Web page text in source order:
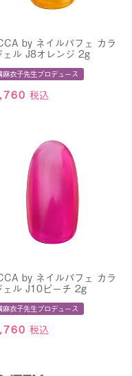
by ネイルパフェ カラ
ェル J8オレンジ 2g
麻衣子先生プロデュース
税込
by ネイルパフェ カラ
ェル J10ピーチ 2g
麻衣子先生プロデュース
税込